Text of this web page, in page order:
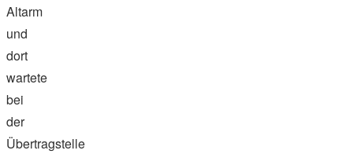
Altarm
und
dort
wartete
bei
der
Übertragstelle